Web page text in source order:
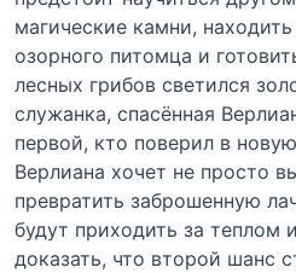
магические камни,
озорного питомца и
лесных грибов светился
служанка, спасённая
первой, кто поверил в
Верлиана хочет не просто
превратить заброшенную
будут приходить за теплом
доказать, что второй шанс